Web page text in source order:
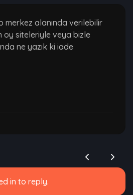
alanında verilebilir
oy siteleriyle veya bizle
ne yazık ki iade
in to reply.